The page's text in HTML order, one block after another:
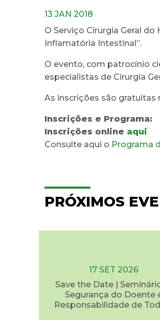
13 JAN 2018
O Serviço Cirurgia Geral
Inflamatória Intestinal”.
O evento, com patrocínio
especialistas de Cirurgia
As inscrições são gratuitas
Inscrições e Programa:
Inscrições online aqui
Consulte aqui o Programa
PRÓXIMOS
17 SET 2026
Save the Date |
Segurança do Doente
Responsabilidade de